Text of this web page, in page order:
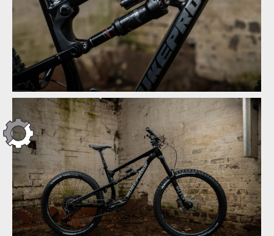
Novinka: Nukeproof Mega - počtvrté stejně a přesto jinak
Novinka: Nukeproof Mega - počtvrté stejně a přesto jinak
Novinka: Nukeproof Mega - počtvrté stejně a přesto jinak
Novinka: Nukeproof Mega - počtvrté stejně a přesto jinak
Novinka: Nukeproof Mega - počtvrté stejně a přesto jinak
Novinka: Nukeproof Mega - počtvrté stejně a přesto jinak
Novinka: Nukeproof Mega - počtvrté stejně a přesto jinak
Novinka: Nukeproof Mega - počtvrté stejně a přesto jinak
Novinka: Nukeproof Mega - počtvrté stejně a přesto jinak